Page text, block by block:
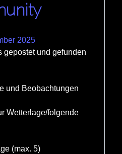
2025
gepostet und gefunden
und Beobachtungen
Wetterlage/folgende
(max. 5)